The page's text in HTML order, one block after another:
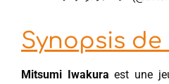
Synopsis
Mitsumi Iwakura est une